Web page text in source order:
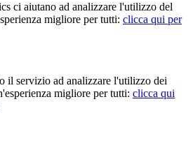
ci aiutano ad analizzare l'utilizzo del
migliore per tutti: clicca qui per
il servizio ad analizzare l'utilizzo dei
migliore per tutti: clicca qui